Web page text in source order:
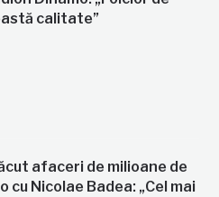
calitate”
afaceri de milioane de
cu Nicolae Badea: „Cel mai